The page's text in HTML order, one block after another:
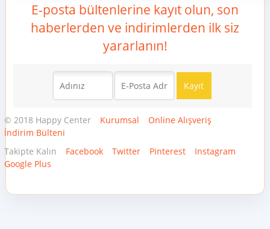
E-posta bültenlerine kayıt olun, son
haberlerden ve indirimlerden ilk siz
yararlanın!
© 2018 Happy Center Kurumsal
Online Alışveriş
İndirim Bülteni
Takipte Kalın
Facebook Twitter Pinterest
Instagram
Google Plus